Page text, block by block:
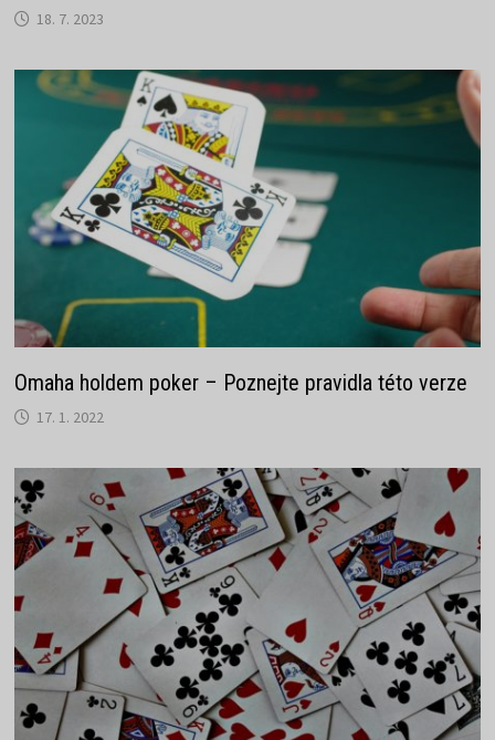
18. 7. 2023
Omaha holdem poker – Poznejte pravidla této verze
17. 1. 2022